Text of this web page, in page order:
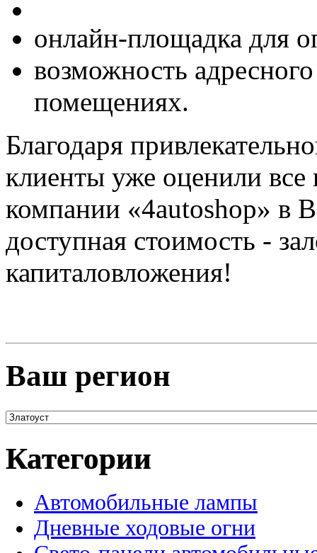
онлайн-площадка для
возможность
помещениях.
Благодаря
клиенты уже оценили все
компании «4autoshop» в
доступная стоимость -
капиталовложения!
Ваш регион
Категории
Автомобильные лампы
Дневные ходовые огни